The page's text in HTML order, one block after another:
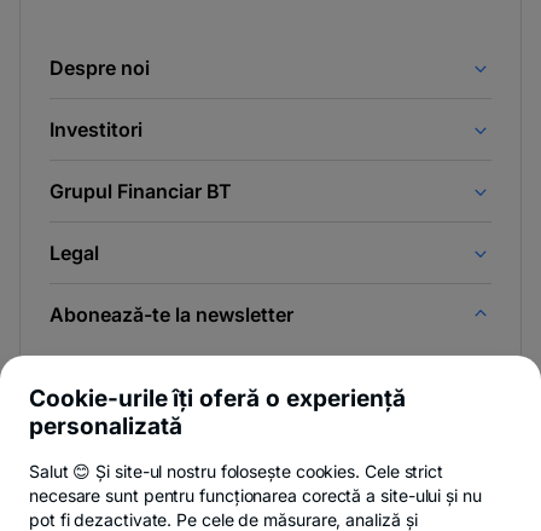
Despre noi
Investitori
Grupul Financiar BT
Legal
Abonează-te la newsletter
Poți renunța oricând,vezi detalii-
opens
in
.
Cookie-urile îți oferă o experiență
personalizată
Salut 😊 Și site-ul nostru folosește cookies. Cele strict
necesare sunt pentru funcționarea corectă a site-ului și nu
pot fi dezactivate. Pe cele de măsurare, analiză și